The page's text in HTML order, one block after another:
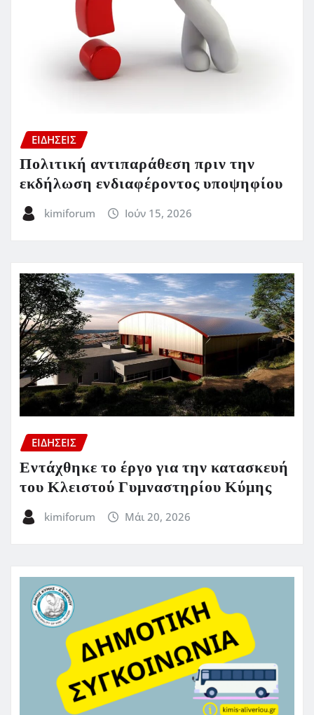
ΕΙΔΗΣΕΙΣ
Πολιτική αντιπαράθεση πριν την
εκδήλωση ενδιαφέροντος υποψηφίου
kimiforum Ιούν 15, 2026
ΕΙΔΗΣΕΙΣ
Εντάχθηκε το έργο για την κατασκευή
του Κλειστού Γυμναστηρίου Κύμης
kimiforum Μάι 20, 2026